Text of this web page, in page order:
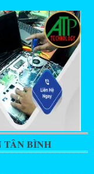
TÂN BÌNH